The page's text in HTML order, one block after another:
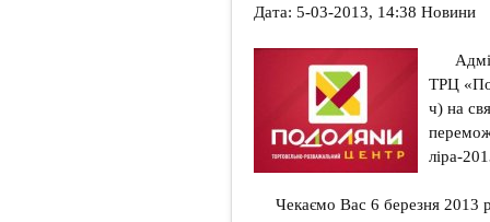
Дата: 5-03-2013, 14:38 Новини
ТРЦ
ч) на
ліра-
Чекаємо Вас 6 березня 2013